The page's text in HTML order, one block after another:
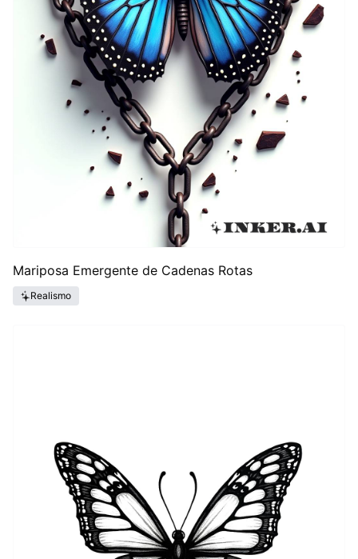
Mariposa Emergente de Cadenas Rotas
Realismo